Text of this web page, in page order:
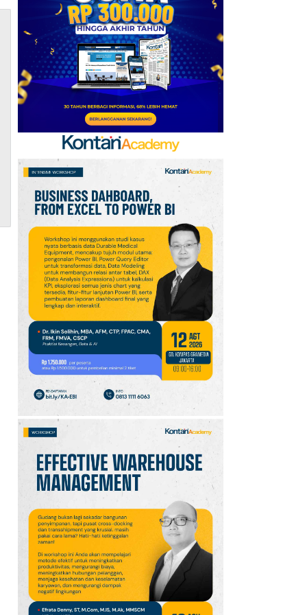
Baru, Ini Daftar 54
Saham HSC BEI per 6
Agustus 2026
7
UEFA hingga Luis Figo,
Ini Daftar Pihak yang
Menentang Gianni
Infantino
8
Krisis Migrasi Ancam
Status Maroko sebagai
Tuan Rumah Piala Dunia
2030
Promo Super Hemat
Indomaret 6–19 Agustus
2026, Diskon Kebutuhan
Rumah hingga 40%
10 Jadwal Persija vs Arema
FC Perebutan Juara 3
Piala Presiden 2026,
Kick-off Sore Ini